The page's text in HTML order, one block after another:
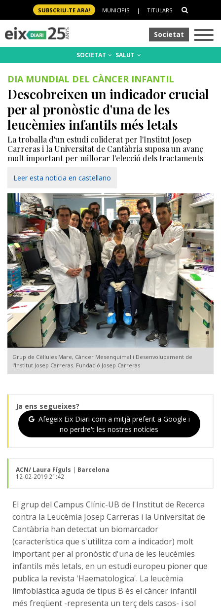
SUBSCRIU-TE ARA! MUNICIPIS | TITULARS
Societat
SOCIETAT SALUT
DIA MUNDIAL DEL CÀNCER INFANTIL
Descobreixen un indicador crucial
per al pronòstic d'una de les
leucèmies infantils més letals
La troballa d'un estudi coliderat per l'Institut Josep
Carreras i la Universitat de Cantàbria suposa un avanç
molt important per millorar l'elecció dels tractaments
Leer esta noticia en castellano
Grup de Cèl·lules Mare, Càncer Mesenquimal i Desenvolupament de
l'Institut Josep Carreras. Fundació Josep Carreras
Ja ens segueixes?
Afegeix Eix Diari com a mitjà preferit a Google i
no perdre't les nostres notícies
ACN/ Laura Fíguls | Barcelona
12-02-2019 21:42
El grup del Campus Clínic-UB de l'Institut de Recerca
contra la Leucèmia Josep Carreras i la Universitat de
Cantàbria han detectat un biomarcador
(característica que s'utilitza com a indicador) molt
important per al pronòstic d'una de les leucèmies
infantils més letals, en un estudi europeu pioner que
publica la revista 'Haematologica'. La leucèmia
limfoblàstica aguda de tipus B és el càncer infantil
més freqüent -representa un terç dels casos- i sol